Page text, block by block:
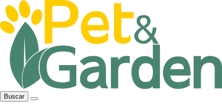
Buscar